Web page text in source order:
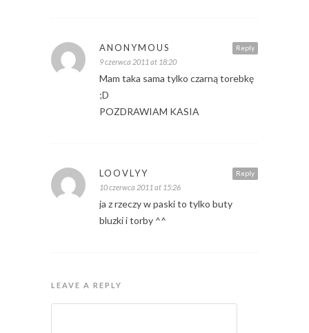
Reply
ANONYMOUS
9 czerwca 2011 at 18:20
Mam taka sama tylko czarną torebkę
;D
POZDRAWIAM KASIA
Reply
LOOVLYY
10 czerwca 2011 at 15:26
ja z rzeczy w paski to tylko buty
bluzki i torby ^^
LEAVE A REPLY